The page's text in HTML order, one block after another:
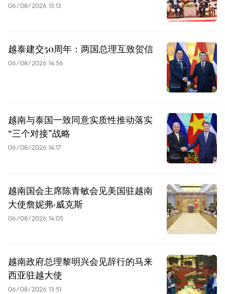
06/08/2026 15:13
越泰建交50周年：两国总理互致贺信
06/08/2026 14:56
越南与泰国一致同意实质性推动落实
“三个对接”战略
06/08/2026 14:17
越南国会主席陈青敏会见美国驻越南
大使詹妮弗·威克斯
06/08/2026 14:05
越南政府总理黎明兴会见辞行的马来
西亚驻越大使
06/08/2026 13:51